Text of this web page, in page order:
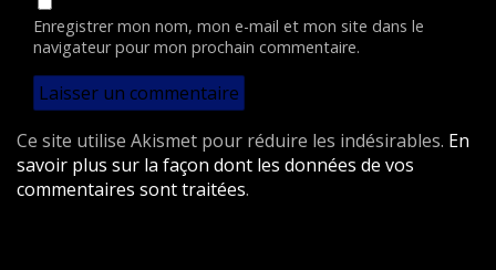
Enregistrer mon nom, mon e-mail et mon site dans le
navigateur pour mon prochain commentaire.
Ce site utilise Akismet pour réduire les indésirables. En
savoir plus sur la façon dont les données de vos
commentaires sont traitées.